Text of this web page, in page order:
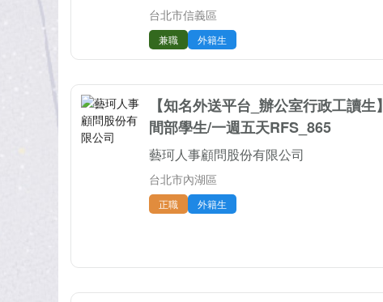
台北市信義區
兼職 外籍生
【知名外送平台_辦公室行政工讀
間部學生/一週五天RFS_865
藝珂人事顧問股份有限公司
台北市內湖區
正職 外籍生